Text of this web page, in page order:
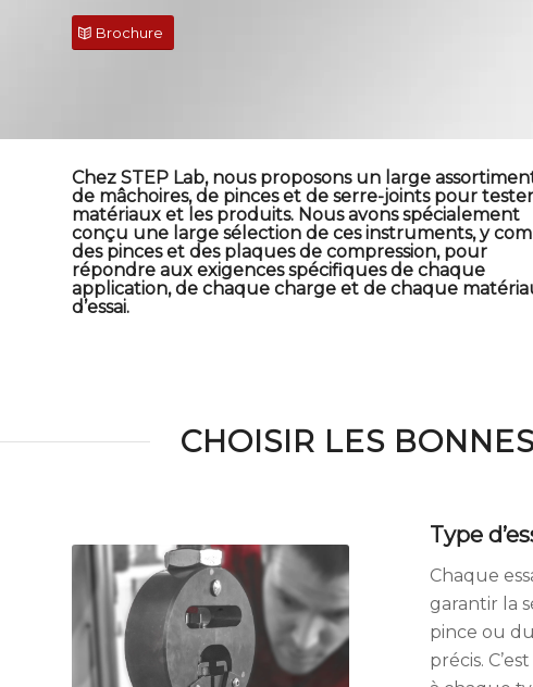
Brochure
Chez STEP Lab, nous proposons un large
de mâchoires, de pinces et de serre-joints pour
matériaux et les produits. Nous avons spécialement
conçu une large sélection de ces instruments, y
des pinces et des plaques de compression, pour
répondre aux exigences spécifiques de chaque
application, de chaque charge et de chaque
d’essai.
CHOISIR LES
Type
Chaque
garantir la
pince ou
précis.